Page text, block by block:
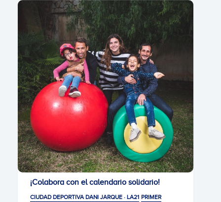
¡Colabora con el calendario solidario!
CIUDAD DEPORTIVA DANI JARQUE · LA21 PRIMER